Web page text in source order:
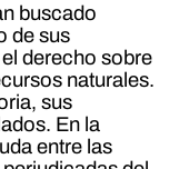
buscado
de sus
derecho sobre
naturales.
sus
En la
entre las